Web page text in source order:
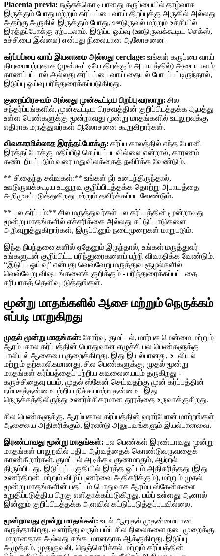
Placenta previa: நஞ்சுக்கொடியானது கருப்பையில் தாழ்வாக
இருக்கும் போது மற்றும் கர்ப்பப்பை வாய் திறப்புக்கு அருகில் அல்லது
அதற்கு அருகில் இருக்கும் போது, ​​ஊடுருவல் மற்றும் உச்சியில்
இரத்தப்போக்கு ஏற்படலாம். இடுப்பு ஓய்வு (ஊடுருவக்கூடிய செக்ஸ்,
உச்சியை இல்லை) என்பது நிலையான ஆலோசனை.
கர்ப்பப்பை வாய் இயலாமை அல்லது cerclage: உங்கள் கருப்பை வாய்
திறமையற்றதாக (முன்கூட்டியே திறக்கும் அபாயத்தில்) அடையாளம்
காணப்பட்டால் அல்லது கர்ப்பப்பை வாய் தையல் போடப்பட்டிருந்தால்,
இடுப்பு ஓய்வு பரிந்துரைக்கப்படுகிறது.
குறைப்பிரசவம் அல்லது முன்கூட்டிய பிறப்பு வரலாறு: சில
சந்தர்ப்பங்களில், முன்கூட்டிய பிரசவத்தின் குறிப்பிடத்தக்க ஆபத்து
உள்ள பெண்களுக்கு மூன்றாவது மூன்று மாதங்களில் உடலுறவுக்கு
எதிராக மருத்துவர்கள் ஆலோசனை கூறுகிறார்கள்.
விவகாரமில்லாத இரத்தப்போக்கு: கர்ப்ப காலத்தில் எந்த யோனி
இரத்தப்போக்கு மதிப்பீடு செய்யப்படவில்லை என்றால், காரணம்
கண்டறியப்படும் வரை மதுவிலக்கைத் தவிர்க்க வேண்டும்.
** சிதைந்த சவ்வுகள்:** உங்கள் நீர் உடைந்திருந்தால்,
ஊடுருவக்கூடிய உடலுறவு குறிப்பிடத்தக்க தொற்று அபாயத்தை
அறிமுகப்படுத்துகிறது மற்றும் தவிர்க்கப்பட வேண்டும்.
** பல கர்ப்பம்:** சில மருத்துவர்கள் பல கர்ப்பத்தின் மூன்றாவது
மூன்று மாதங்களில் எச்சரிக்கை அல்லது கட்டுப்பாடுகளை
அறிவுறுத்துகிறார்கள், இருப்பினும் நடைமுறைகள் மாறுபடும்.
இந்த நிபந்தனைகளில் ஏதேனும் இருந்தால், உங்கள் மருத்துவர்
உங்களுடன் குறிப்பிட்ட பரிந்துரைகளைப் பற்றி விவாதிக்க வேண்டும்.
“இடுப்பு ஓய்வு” என்பது வெவ்வேறு மருத்துவ சூழல்களில்
வெவ்வேறு விஷயங்களைக் குறிக்கும் - பரிந்துரைக்கப்பட்டதை
சரியாகத் தெளிவுபடுத்துங்கள்.
மூன்று மாதங்களில் ஆசை மற்றும் நெருக்கம்
எப்படி மாறுகிறது
முதல் மூன்று மாதங்கள்: சோர்வு, குமட்டல், மார்பக மென்மை மற்றும்
ஆரம்பகால கர்ப்பத்தின் பொதுவான எழுச்சி பல பெண்களுக்கு
பாலியல் ஆசையை குறைக்கிறது. இது இயல்பானது, உடலியல்
மற்றும் தற்காலிகமானது. சில பெண்களுக்கு, முதல் மூன்று
மாதங்கள் கர்ப்பத்தைப் பற்றிய கவலையையும் தருகிறது -
கருச்சிதைவு பயம், முதல் ஸ்கேன் செய்வதற்கு முன் கர்ப்பத்தின்
நம்பகத்தன்மை பற்றிய நிச்சயமற்ற தன்மை - இது
நெருக்கத்திலிருந்து உணர்ச்சிகரமான தூரத்தை உருவாக்குகிறது.
சில பெண்களுக்கு, ஆரம்பகால கர்ப்பத்தின் ஹார்மோன் மாற்றங்கள்
ஆசையை அதிகரிக்கும். இரண்டு அனுபவங்களும் இயல்பானவை.
இரண்டாவது மூன்று மாதங்கள்: பல பெண்கள் இரண்டாவது மூன்று
மாதங்கள் பாலுறவில் புதிய ஆர்வத்தைக் கொண்டுவருவதைக்
காண்கிறார்கள். குமட்டல் அடிக்கடி குணமாகும், ஆற்றல்
திரும்பியது, இடுப்புப் பகுதியில் இரத்த ஓட்டம் அதிகரித்தது (இது
உணர்திறன் மற்றும் விழிப்புணர்வை அதிகரிக்கும்), மற்றும் முதல்
மூன்று மாதங்களின் பதட்டம் பொதுவாக ஆரம்ப ஸ்கேன்களை
உறுதிப்படுத்திய பிறகு எளிதாக்கப்படுகிறது. பம்ப் உள்ளது ஆனால்
இன்னும் குறிப்பிடத்தக்க அளவில் கட்டுப்படுத்தப்படவில்லை.
மூன்றாவது மூன்று மாதங்கள்: உடல் ஆறுதல் முதன்மையான
கருத்தாகிறது. வளர்ந்து வரும் பம்ப் சில நிலைகளை நடைமுறைக்கு
மாறானதாக அல்லது சங்கடமானதாக ஆக்குகிறது. இடுப்பு
அழுத்தம், முதுகுவலி, நெஞ்செரிச்சல் மற்றும் கர்ப்பத்தின்